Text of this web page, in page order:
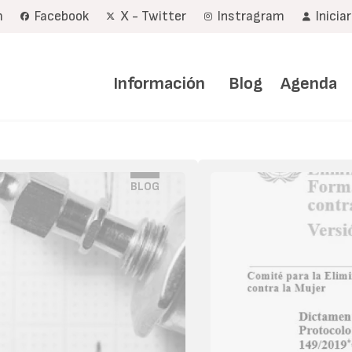
Facebook X - Twitter Instragram
Información Blog Agenda
BLOG